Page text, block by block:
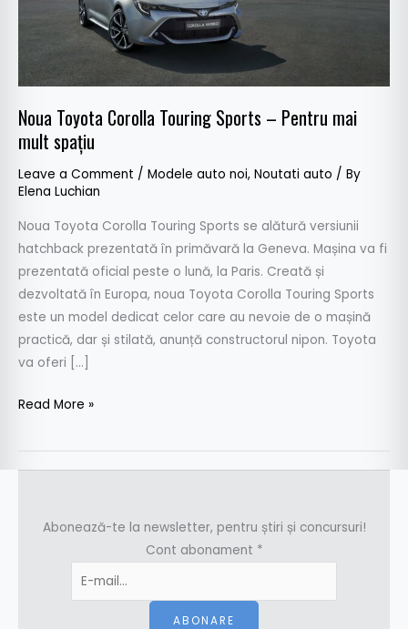
Noua Toyota Corolla Touring Sports – Pentru mai
mult spațiu
Leave a Comment / Modele auto noi, Noutati auto / By
Elena Luchian
Noua Toyota Corolla Touring Sports se alătură versiunii
hatchback prezentată în primăvară la Geneva. Mașina va fi
prezentată oficial peste o lună, la Paris. Creată și
dezvoltată în Europa, noua Toyota Corolla Touring Sports
este un model dedicat celor care au nevoie de o mașină
practică, dar și stilată, anunță constructorul nipon. Toyota
va oferi […]
Read More »
Abonează-te la newsletter, pentru știri și concursuri!
Cont abonament *
ABONARE